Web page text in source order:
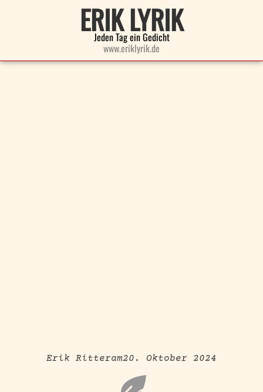
ERIK LYRIK
Jeden Tag ein Gedicht
www.eriklyrik.de
Erik Ritteram20. Oktober 2024